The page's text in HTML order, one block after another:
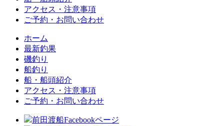
アクセス・注意事項
ご予約・お問い合わせ
ホーム
最新釣果
磯釣り
船釣り
船・船頭紹介
アクセス・注意事項
ご予約・お問い合わせ
前田渡船Facebookページ